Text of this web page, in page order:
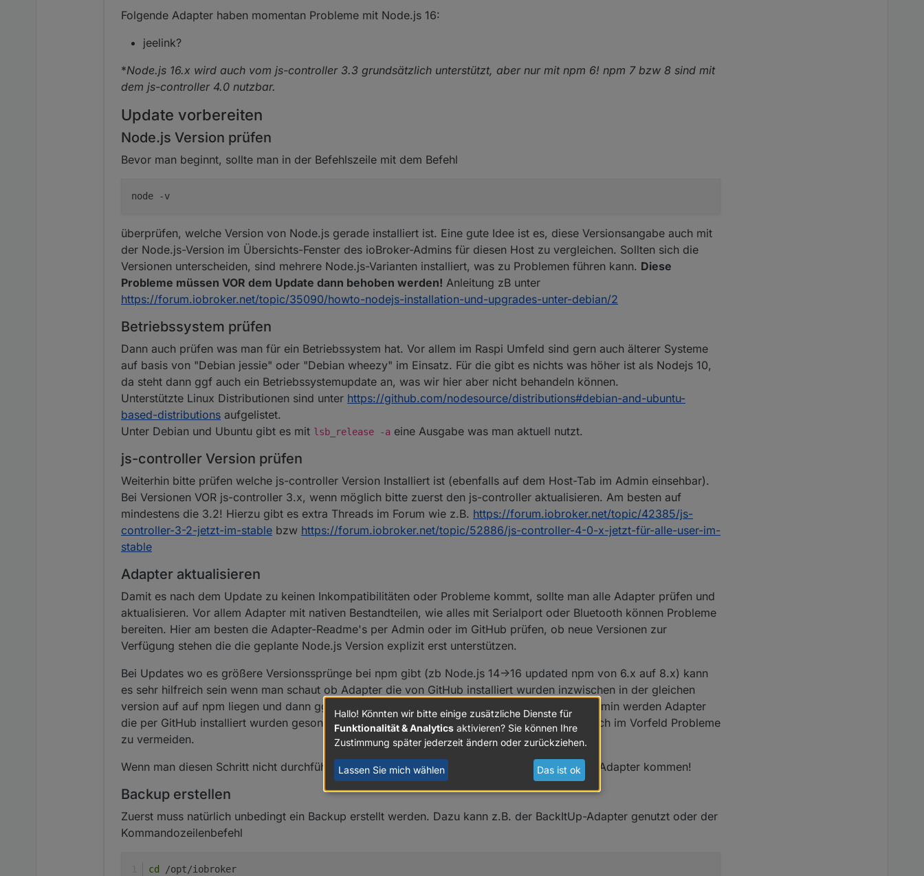
Folgende Adapter haben momentan Probleme mit Node.js 16:
jeelink?
*Node.js 16.x wird auch vom js-controller 3.3 grundsätzlich unterstützt, aber nur mit npm 6! npm 7 bzw 8 sind mit
dem js-controller 4.0 nutzbar.
Update vorbereiten
Node.js Version prüfen
Bevor man beginnt, sollte man in der Befehlszeile mit dem Befehl
überprüfen, welche Version von Node.js gerade installiert ist. Eine gute Idee ist es, diese Versionsangabe auch mit
der Node.js-Version im Übersichts-Fenster des ioBroker-Admins für diesen Host zu vergleichen. Sollten sich die
Versionen unterscheiden, sind mehrere Node.js-Varianten installiert, was zu Problemen führen kann. Diese
Probleme müssen VOR dem Update dann behoben werden! Anleitung zB unter
https://forum.iobroker.net/topic/35090/howto-nodejs-installation-und-upgrades-unter-debian/2
Betriebssystem prüfen
Dann auch prüfen was man für ein Betriebssystem hat. Vor allem im Raspi Umfeld sind gern auch älterer Systeme
auf basis von "Debian jessie" oder "Debian wheezy" im Einsatz. Für die gibt es nichts was höher ist als Nodejs 10,
da steht dann ggf auch ein Betriebssystemupdate an, was wir hier aber nicht behandeln können.
Unterstützte Linux Distributionen sind unter https://github.com/nodesource/distributions#debian-and-ubuntu-
based-distributions aufgelistet.
Unter Debian und Ubuntu gibt es mit lsb_release -a eine Ausgabe was man aktuell nutzt.
js-controller Version prüfen
Weiterhin bitte prüfen welche js-controller Version Installiert ist (ebenfalls auf dem Host-Tab im Admin einsehbar).
Bei Versionen VOR js-controller 3.x, wenn möglich bitte zuerst den js-controller aktualisieren. Am besten auf
mindestens die 3.2! Hierzu gibt es extra Threads im Forum wie z.B. https://forum.iobroker.net/topic/42385/js-
controller-3-2-jetzt-im-stable bzw https://forum.iobroker.net/topic/52886/js-controller-4-0-x-jetzt-für-alle-user-im-
stable
Adapter aktualisieren
Damit es nach dem Update zu keinen Inkompatibilitäten oder Probleme kommt, sollte man alle Adapter prüfen und
aktualisieren. Vor allem Adapter mit nativen Bestandteilen, wie alles mit Serialport oder Bluetooth können Probleme
bereiten. Hier am besten die Adapter-Readme's per Admin oder im GitHub prüfen, ob neue Versionen zur
Verfügung stehen die die geplante Node.js Version explizit erst unterstützen.
Bei Updates wo es größere Versionssprünge bei npm gibt (zb Node.js 14->16 updated npm von 6.x auf 8.x) kann
es sehr hilfreich sein wenn man schaut ob Adapter die von GitHub installiert wurden inzwischen in der gleichen
version auf auf npm liegen und dann ggf von dort nochmals installieren oder updaten. Im Admin werden Adapter
die per GitHub installiert wurden gesondert mit einem GitHub Symbol angezeigt. Das hilft auch im Vorfeld Probleme
zu vermeiden.
Wenn man diesen Schritt nicht durchführt kann es zu unnötigen Problemen beim update der Adapter kommen!
Backup erstellen
Zuerst muss natürlich unbedingt ein Backup erstellt werden. Dazu kann z.B. der BackItUp-Adapter genutzt oder der
Kommandozeilenbefehl
cd
/opt/iobroker
Hallo! Könnten wir bitte einige zusätzliche Dienste für
Funktionalität & Analytics aktivieren? Sie können Ihre
Zustimmung später jederzeit ändern oder zurückziehen.
Lassen Sie mich wählen Das ist ok